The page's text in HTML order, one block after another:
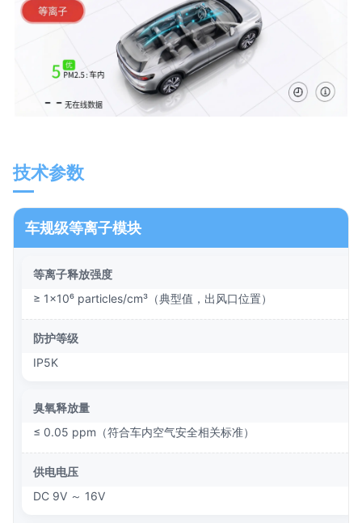
技术参数
车规级等离子模块
等离子释放强度
≥ 1×10⁶ particles/cm³（典型值，出风口位置）
防护等级
IP5K
臭氧释放量
≤ 0.05 ppm（符合车内空气安全相关标准）
供电电压
DC 9V ～ 16V